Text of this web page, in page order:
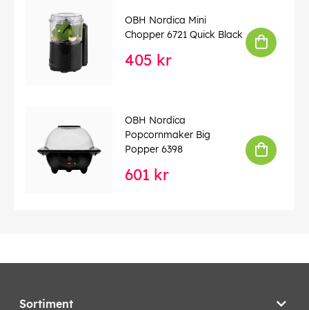
OBH Nordica Mini
Chopper 6721 Quick Black
405 kr
OBH Nordica
Popcornmaker Big
Popper 6398
601 kr
Sortiment